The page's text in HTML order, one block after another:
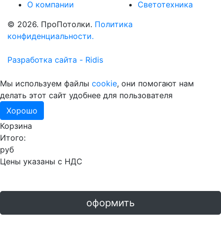
О компании
Светотехника
© 2026. ПроПотолки. Политика
конфиденциальности.
Разработка сайта - Ridis
Мы используем файлы cookie, они помогают нам
делать этот сайт удобнее для пользователя
Хорошо
Корзина
Итого:
руб
Цены указаны с НДС
оформить